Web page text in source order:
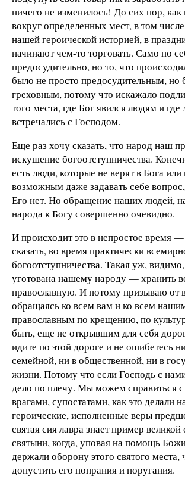
ничего не изменилось! До сих пор,
вокруг определенных мест, в том
нашей героической историей, в
начинают чем-то торговать. Само по
предосудительно, но то, что
было не просто предосудительным, но
греховным, потому что искажало
того места, где Бог явился людям и
встречались с Господом.
Еще раз хочу сказать, что народ наш
искушение богоотступничества.
есть люди, которые не верят в Бога
возможным даже задавать себе
Его нет. Но обращение наших людей,
народа к Богу совершенно очевидно.
И происходит это в непростое время
сказать, во время практически
богоотступничества. Такая уж,
уготована нашему народу — хранить
православную. И потому призываю от
обращаясь ко всем вам и ко всем
православным по крещению, по
быть, еще не открывшим для себя
идите по этой дороге и не ошибетесь
семейной, ни в общественной, ни в
жизни. Потому что если Господь с
дело по плечу. Мы можем справиться
врагами, супостатами, как это делали
героические, исполненные веры
святая сия лавра знает пример
святыни, когда, уповая на помощь
держали оборону этого святого места,
допустить его попрания и поругания.